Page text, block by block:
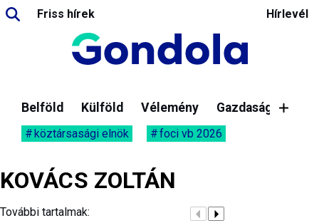
Friss hírek Hírlevél
Belföld Külföld Vélemény Gazdaság
köztársasági elnök foci vb 2026
KOVÁCS ZOLTÁN
További tartalmak: